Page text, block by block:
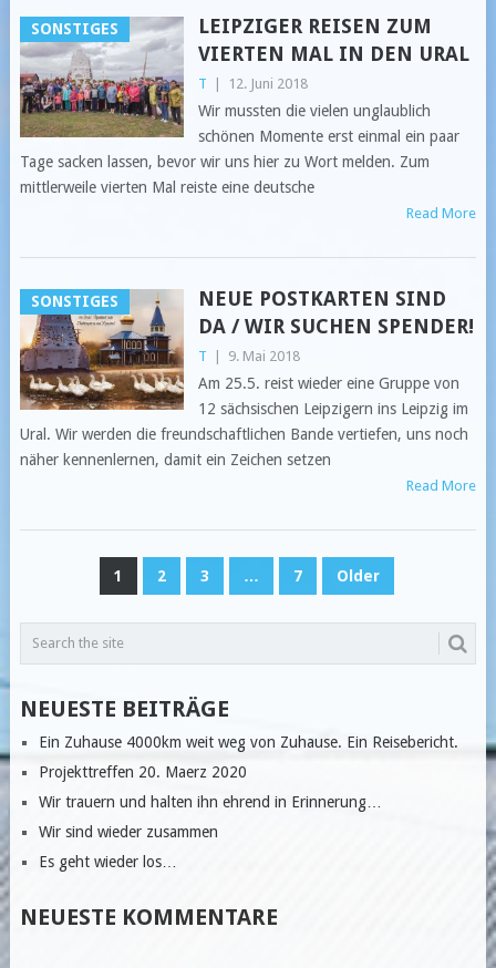
SONSTIGES
LEIPZIGER REISEN ZUM
VIERTEN MAL IN DEN URAL
T | 12. Juni 2018
Wir mussten die vielen unglaublich
schönen Momente erst einmal ein paar
Tage sacken lassen, bevor wir uns hier zu Wort melden. Zum
mittlerweile vierten Mal reiste eine deutsche
Read More
SONSTIGES
NEUE POSTKARTEN SIND
DA / WIR SUCHEN SPENDER!
T | 9. Mai 2018
Am 25.5. reist wieder eine Gruppe von
12 sächsischen Leipzigern ins Leipzig im
Ural. Wir werden die freundschaftlichen Bande vertiefen, uns noch
näher kennenlernen, damit ein Zeichen setzen
Read More
SEITENNUMMERIERUNG
BEITRÄGE
1 2 3 … 7 Older
NEUESTE BEITRÄGE
Ein Zuhause 4000km weit weg von Zuhause. Ein Reisebericht.
Projekttreffen 20. Maerz 2020
Wir trauern und halten ihn ehrend in Erinnerung…
Wir sind wieder zusammen
Es geht wieder los…
NEUESTE KOMMENTARE